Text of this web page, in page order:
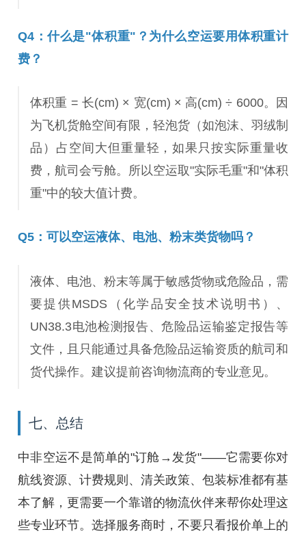
Q4：什么是"体积重"？为什么空运要用体积重计
费？
体积重 = 长(cm) × 宽(cm) × 高(cm) ÷ 6000。因
为飞机货舱空间有限，轻泡货（如泡沫、羽绒制
品）占空间大但重量轻，如果只按实际重量收
费，航司会亏舱。所以空运取"实际毛重"和"体积
重"中的较大值计费。
Q5：可以空运液体、电池、粉末类货物吗？
液体、电池、粉末等属于敏感货物或危险品，需
要提供MSDS（化学品安全技术说明书）、
UN38.3电池检测报告、危险品运输鉴定报告等
文件，且只能通过具备危险品运输资质的航司和
货代操作。建议提前咨询物流商的专业意见。
七、总结
中非空运不是简单的"订舱→发货"——它需要你对
航线资源、计费规则、清关政策、包装标准都有基
本了解，更需要一个靠谱的物流伙伴来帮你处理这
些专业环节。选择服务商时，不要只看报价单上的